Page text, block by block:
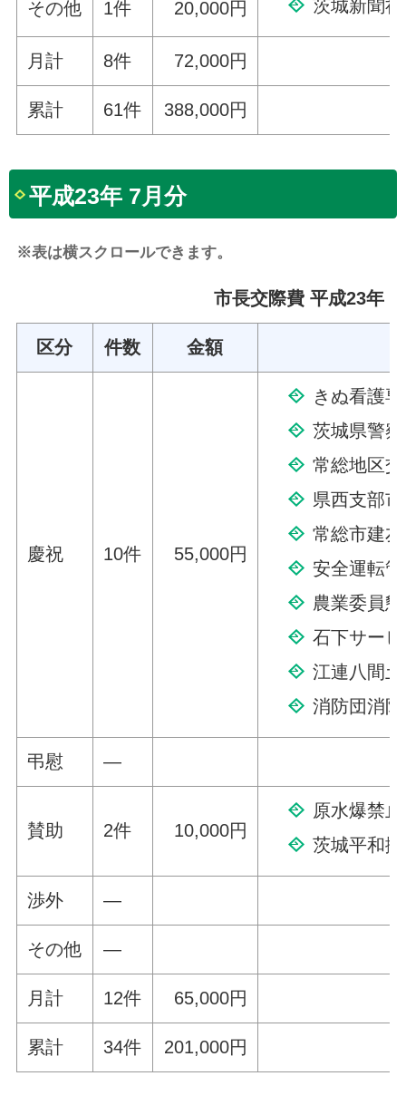
その他 1件 20,000円 茨城新聞
月計 8件 72,000円
累計 61件 388,000円
平成23年 7月分
※表は横スクロールできます。
市長交際費 平成23年 7
区分 件数 金額
慶祝 10件 55,000円
きぬ看護
茨城県警
常総地区
県西支部
常総市建
安全運転
農業委員
石下サー
江連八間
消防団消
弔慰 —
賛助 2件 10,000円
原水爆禁
茨城平和
渉外 —
その他 —
月計 12件 65,000円
累計 34件 201,000円